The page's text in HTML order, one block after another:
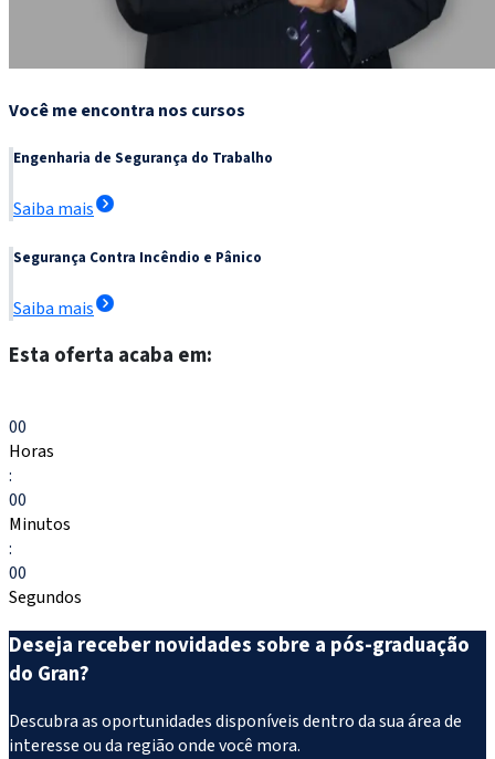
Você me encontra nos cursos
Engenharia de Segurança do Trabalho
Saiba mais
Segurança Contra Incêndio e Pânico
Saiba mais
Esta oferta acaba em:
00
Horas
:
00
Minutos
:
00
Segundos
Deseja receber novidades sobre a pós-graduação
do Gran?
Descubra as oportunidades disponíveis dentro da sua área de
interesse ou da região onde você mora.